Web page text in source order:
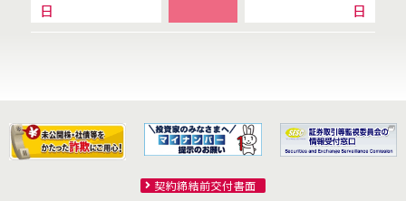
日
日
契約締結前交付書面